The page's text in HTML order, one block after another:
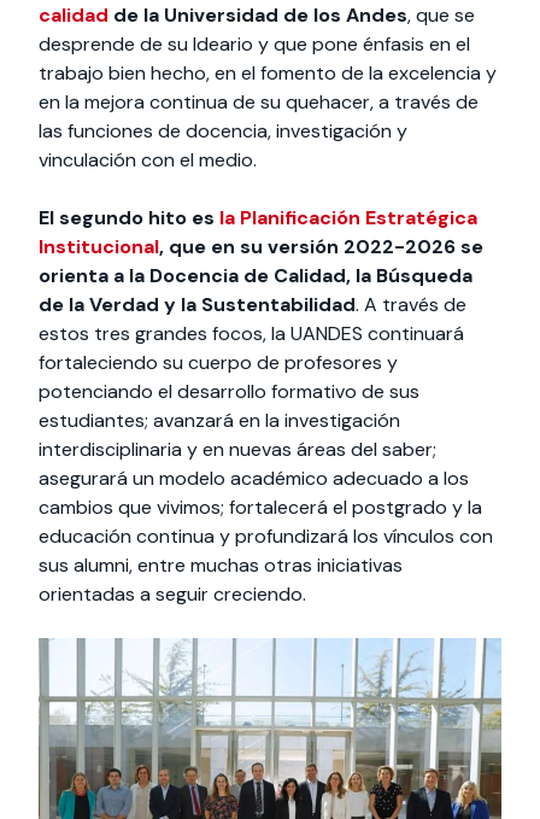
calidad de la Universidad de los Andes, que se
desprende de su Ideario y que pone énfasis en el
trabajo bien hecho, en el fomento de la excelencia y
en la mejora continua de su quehacer, a través de
las funciones de docencia, investigación y
vinculación con el medio.
El segundo hito es la Planificación Estratégica
Institucional, que en su versión 2022-2026 se
orienta a la Docencia de Calidad, la Búsqueda
de la Verdad y la Sustentabilidad. A través de
estos tres grandes focos, la UANDES continuará
fortaleciendo su cuerpo de profesores y
potenciando el desarrollo formativo de sus
estudiantes; avanzará en la investigación
interdisciplinaria y en nuevas áreas del saber;
asegurará un modelo académico adecuado a los
cambios que vivimos; fortalecerá el postgrado y la
educación continua y profundizará los vínculos con
sus alumni, entre muchas otras iniciativas
orientadas a seguir creciendo.